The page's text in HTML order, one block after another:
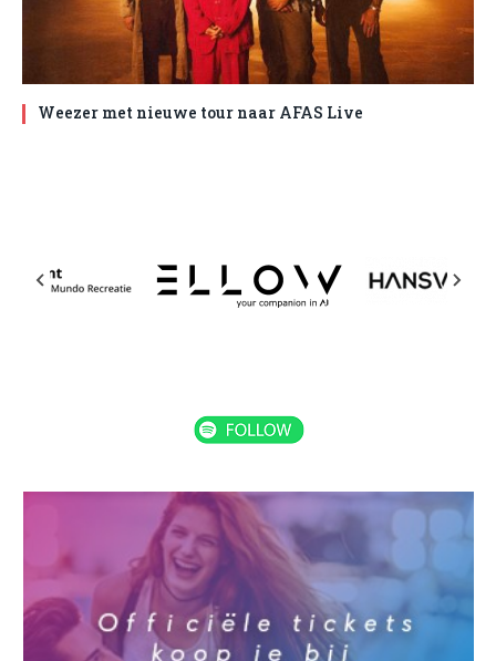
Weezer met nieuwe tour naar AFAS Live